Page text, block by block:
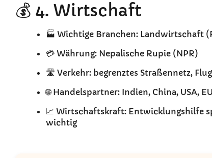
💰 4. Wirtschaft
🏭 Wichtige Branchen: Landwirtschaft
💳 Währung: Nepalische Rupie (NPR)
🛣️ Verkehr: begrenztes Straßennetz,
🌐 Handelspartner: Indien, China, USA, EU
📈 Wirtschaftskraft: Entwicklungshilfe
wichtig